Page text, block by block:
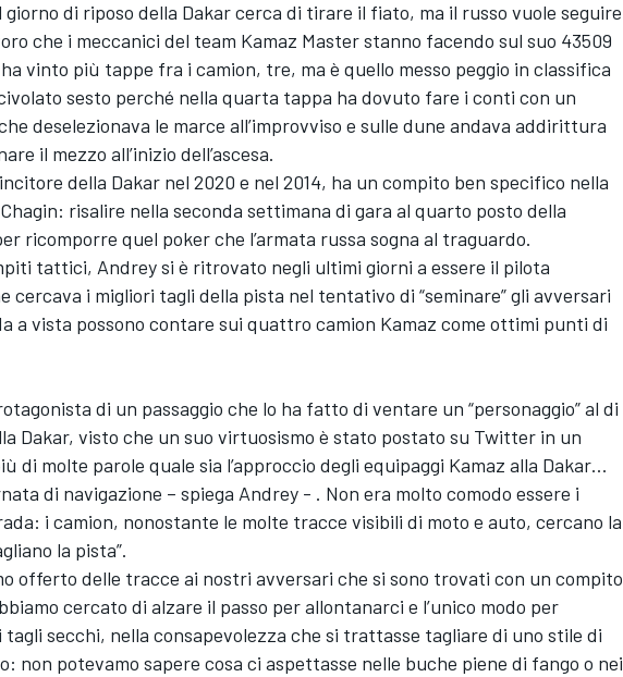
di riposo della Dakar cerca di tirare il fiato, ma il russo vuole seguire
che i meccanici del team Kamaz Master stanno facendo sul suo 43509
vinto più tappe fra i camion, tre, ma è quello messo peggio in classifica
sesto perché nella quarta tappa ha dovuto fare i conti con un
deselezionava le marce all’improvviso e sulle dune andava addirittura
il mezzo all’inizio dell’ascesa.
della Dakar nel 2020 e nel 2014, ha un compito ben specifico nella
risalire nella seconda settimana di gara al quarto posto della
ricomporre quel poker che l’armata russa sogna al traguardo.
tattici, Andrey si è ritrovato negli ultimi giorni a essere il pilota
cercava i migliori tagli della pista nel tentativo di “seminare” gli avversari
a vista possono contare sui quattro camion Kamaz come ottimi punti di
di un passaggio che lo ha fatto di ventare un “personaggio” al di
Dakar, visto che un suo virtuosismo è stato postato su Twitter in un
di molte parole quale sia l’approccio degli equipaggi Kamaz alla Dakar…
di navigazione – spiega Andrey - . Non era molto comodo essere i
i camion, nonostante le molte tracce visibili di moto e auto, cercano la
la pista”.
offerto delle tracce ai nostri avversari che si sono trovati con un compito
cercato di alzare il passo per allontanarci e l’unico modo per
secchi, nella consapevolezza che si trattasse tagliare di uno stile di
non potevamo sapere cosa ci aspettasse nelle buche piene di fango o nei